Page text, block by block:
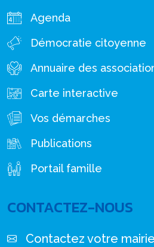
Agenda
Démocratie citoyenne
Annuaire des
Carte interactive
Vos démarches
Publications
Portail famille
CONTACTEZ-NOUS
Contactez votre mairie